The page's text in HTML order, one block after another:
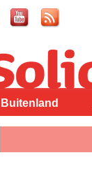
Buitenland